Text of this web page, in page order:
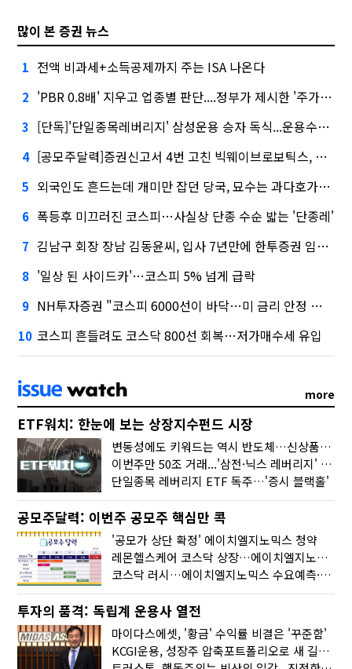
많이 본 증권 뉴스
1 전액 비과세+소득공제까지 주는 ISA 나온다
2 'PBR 0.8배' 지우고 업종별 판단....정부가 제시한 '주가 누르기' 방지법
3 [단독]'단일종목레버리지' 삼성운용 승자 독식...운용수익 미래에셋의 6배
4 [공모주달력]증권신고서 4번 고친 빅웨이브로보틱스, 수요예측
5 외국인도 흔드는데 개미만 잡던 당국, 묘수는 과다호가부담금?
6 폭등후 미끄러진 코스피…사실상 단종 수순 밟는 '단종레'
7 김남구 회장 장남 김동윤씨, 입사 7년만에 한투증권 임원 승진
8 '일상 된 사이드카'…코스피 5% 넘게 급락
9 NH투자증권 "코스피 6000선이 바닥…미 금리 안정 후 추가 회복"
10 코스피 흔들려도 코스닥 800선 회복…저가매수세 유입
more
ETF워치: 한눈에 보는 상장지수펀드 시장
변동성에도 키워드는 역시 반도체…신상품은 우주·방산
이번주만 50조 거래...'삼전·닉스 레버리지' 수익률은 -30%
단일종목 레버리지 ETF 독주…'증시 블랙홀'
공모주달력: 이번주 공모주 핵심만 콕
'공모가 상단 확정' 에이치엘지노믹스 청약
레몬헬스케어 코스닥 상장…에이치엘지노믹스 수요예측
코스닥 러시…에이치엘지노믹스 수요예측·레메디 청약
투자의 품격: 독립계 운용사 열전
마이다스에셋, '황금' 수익률 비결은 '꾸준함'
KCGI운용, 성장주 압축포트폴리오로 새 길을 그리다